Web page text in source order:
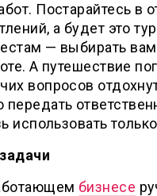
Постарайтесь в
а будет это
— выбирать
А путешествие
вопросов
использовать
бизнесе